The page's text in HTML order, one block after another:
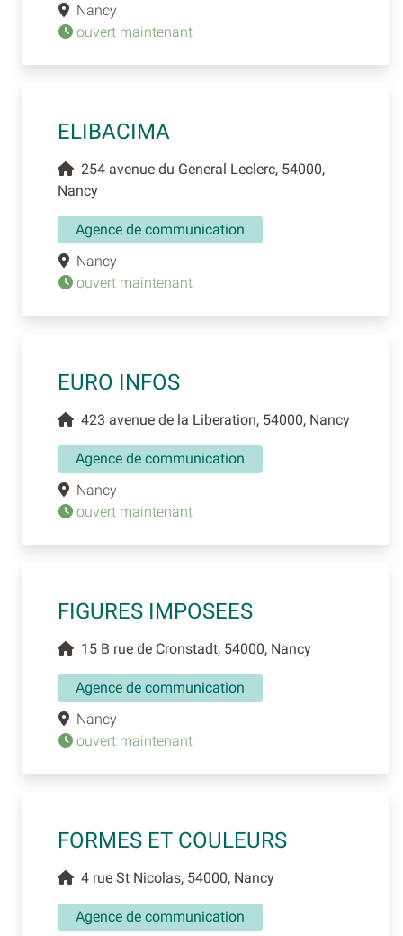
Nancy
ouvert maintenant
ELIBACIMA
254 avenue du General Leclerc, 54000,
Nancy
Agence de communication
Nancy
ouvert maintenant
EURO INFOS
423 avenue de la Liberation, 54000, Nancy
Agence de communication
Nancy
ouvert maintenant
FIGURES IMPOSEES
15 B rue de Cronstadt, 54000, Nancy
Agence de communication
Nancy
ouvert maintenant
FORMES ET COULEURS
4 rue St Nicolas, 54000, Nancy
Agence de communication